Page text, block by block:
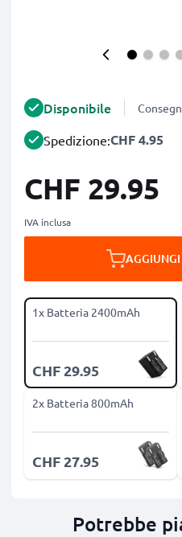
Disponibile
Spedizione:CHF 4.95
CHF 29.95
IVA inclusa
1x Batteria 2400mAh
CHF 29.95
2x Batteria 800mAh
CHF 27.95
Potrebbe